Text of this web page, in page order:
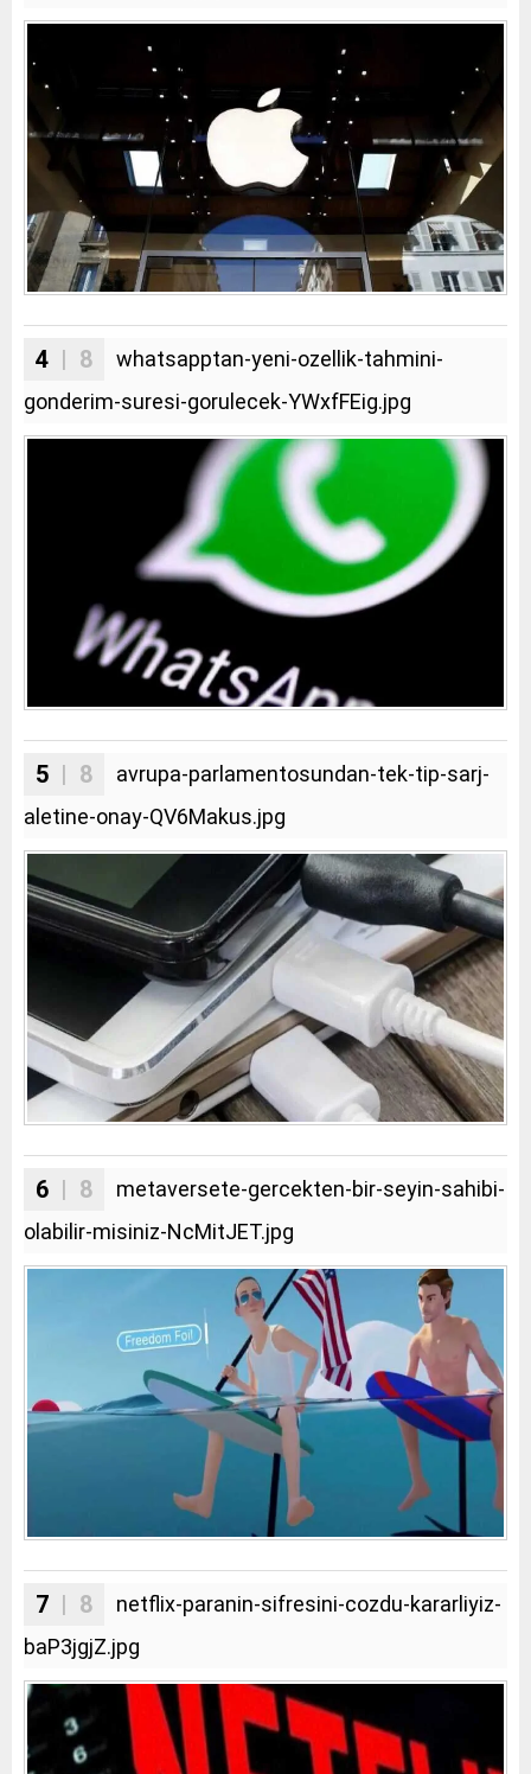
4 | 8
whatsapptan-yeni-ozellik-tahmini-
gonderim-suresi-gorulecek-YWxfFEig.jpg
5 | 8
avrupa-parlamentosundan-tek-tip-sarj-
aletine-onay-QV6Makus.jpg
6 | 8
metaversete-gercekten-bir-seyin-sahibi-
olabilir-misiniz-NcMitJET.jpg
7 | 8
netflix-paranin-sifresini-cozdu-kararliyiz-
baP3jgjZ.jpg